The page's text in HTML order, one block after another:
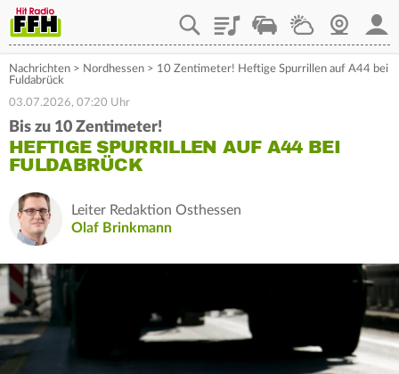
PlaylistStaupilotWetterWebcam
Nachrichten > Nordhessen > 10 Zentimeter! Heftige Spurrillen auf A44 bei
Fuldabrück
03.07.2026, 07:20 Uhr
Bis zu 10 Zentimeter!
HEFTIGE SPURRILLEN AUF A44 BEI
FULDABRÜCK
Leiter Redaktion Osthessen
Olaf Brinkmann